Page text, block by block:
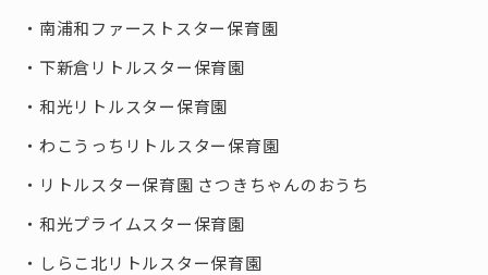
南浦和ファーストスター保育園
下新倉リトルスター保育園
和光リトルスター保育園
わこうっちリトルスター保育園
リトルスター保育園 さつきちゃんのおうち
和光プライムスター保育園
しらこ北リトルスター保育園